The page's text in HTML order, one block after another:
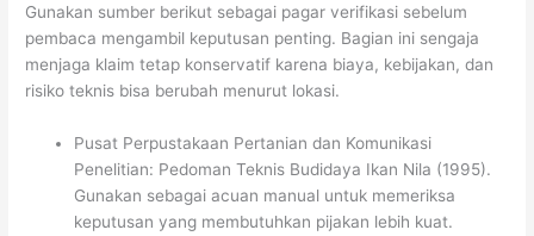
Gunakan sumber berikut sebagai pagar verifikasi sebelum
pembaca mengambil keputusan penting. Bagian ini sengaja
menjaga klaim tetap konservatif karena biaya, kebijakan, dan
risiko teknis bisa berubah menurut lokasi.
Pusat Perpustakaan Pertanian dan Komunikasi
Penelitian: Pedoman Teknis Budidaya Ikan Nila (1995).
Gunakan sebagai acuan manual untuk memeriksa
keputusan yang membutuhkan pijakan lebih kuat.